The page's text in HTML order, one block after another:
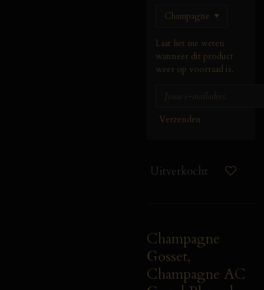
Laat het me weten
wanneer dit product
weer op voorraad is.
Verzenden
Uitverkocht
Champagne
Gosset,
Champagne AC